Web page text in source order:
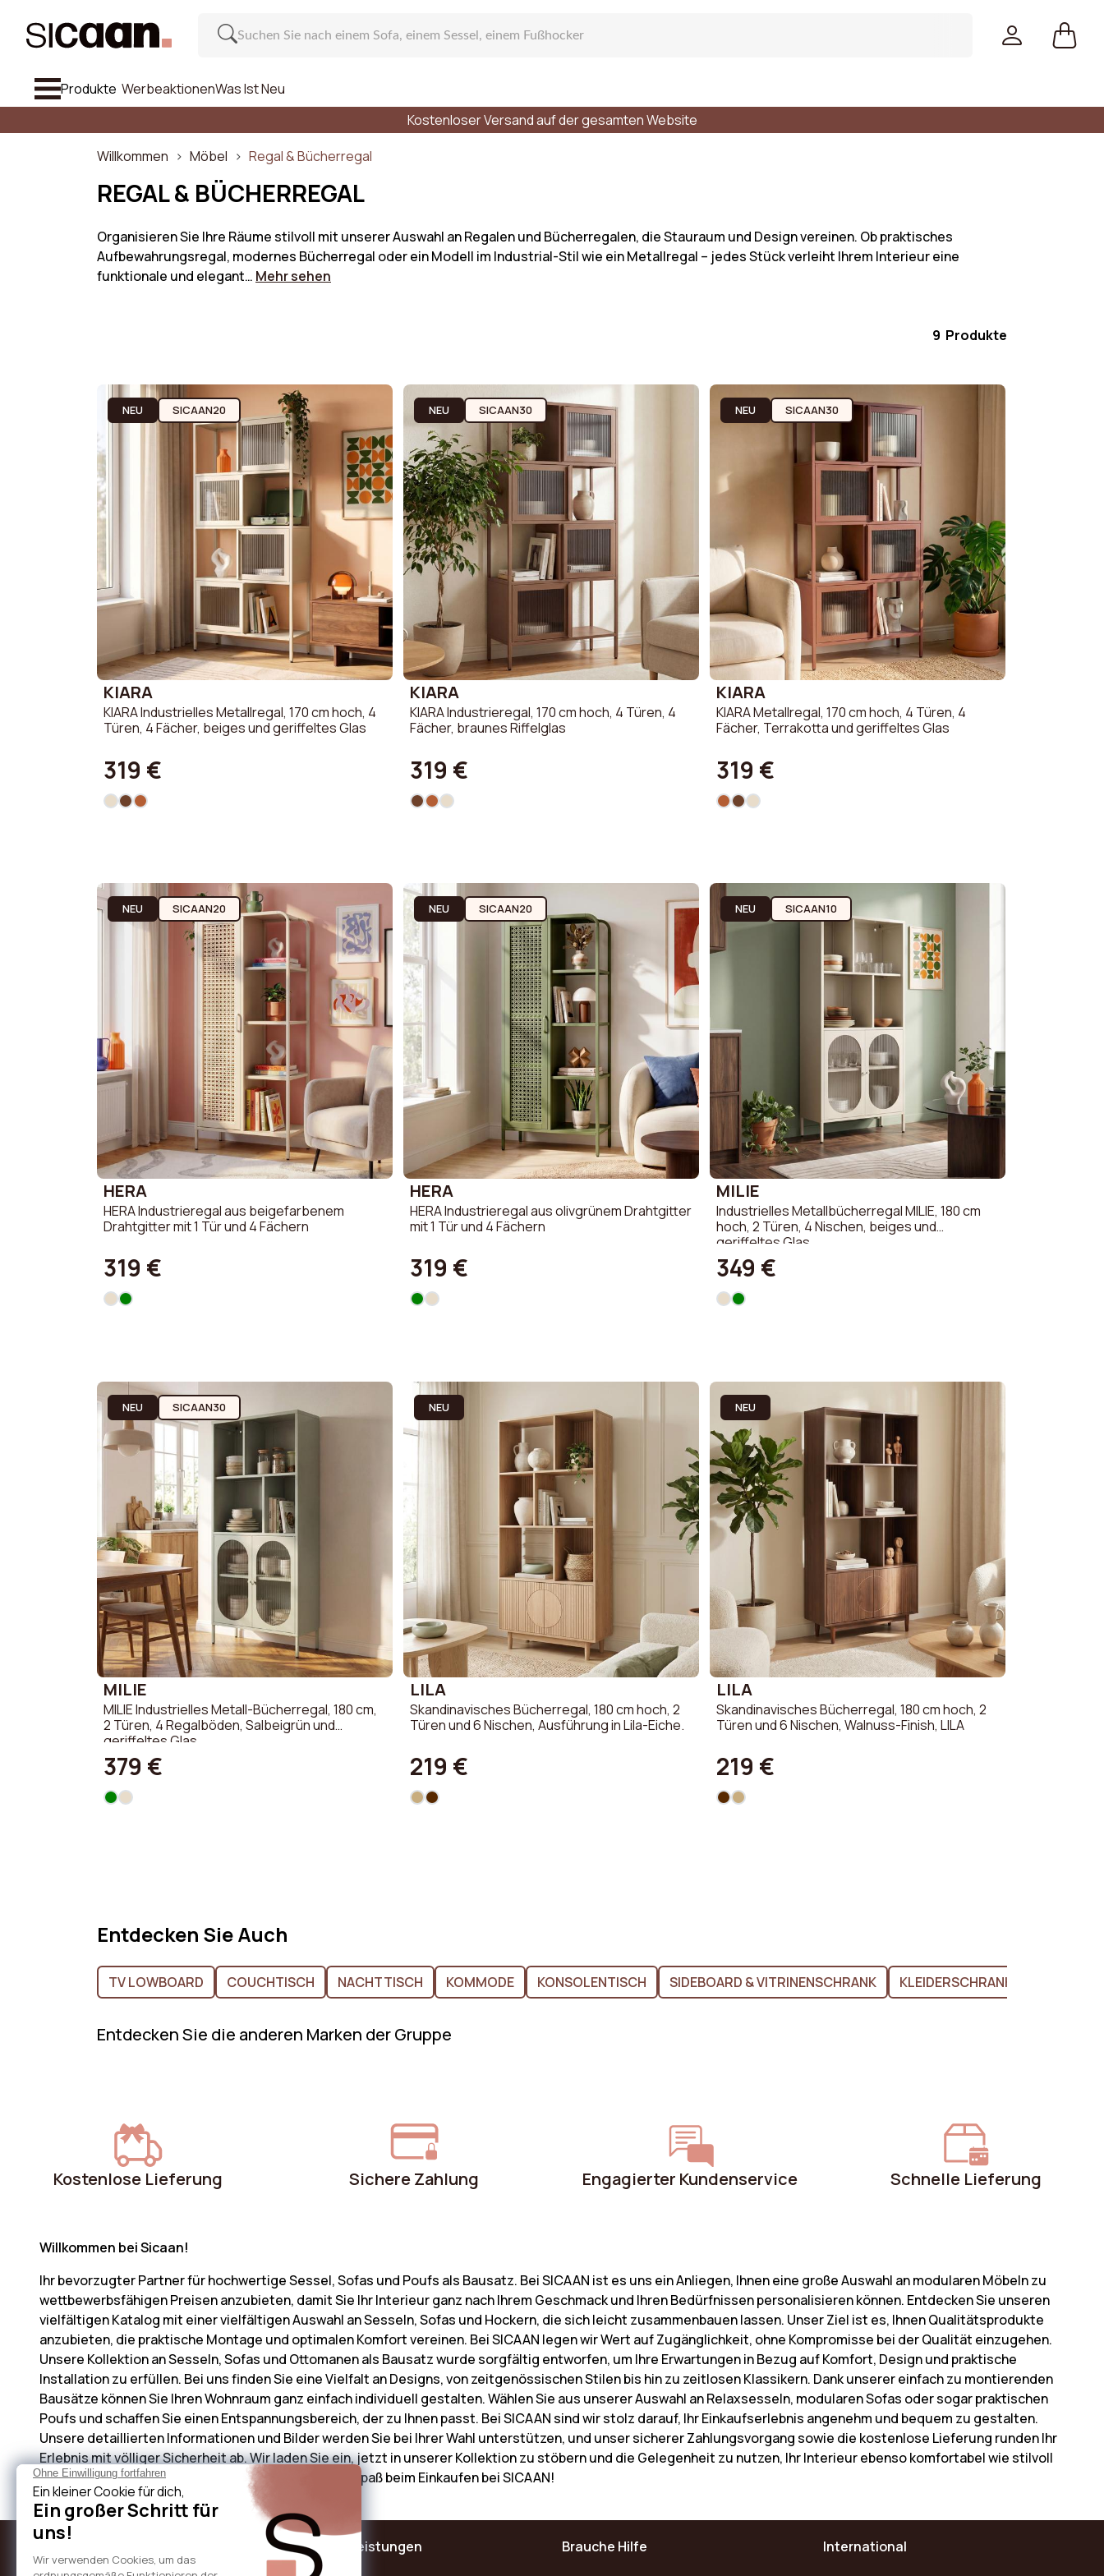
Produkte WerbeaktionenWas Ist Neu
Sessel & Hocker
Werbeaktionen
Brauche Hilfe
3-Sitzer Sofa
Vintage-Sofa
Stoff Sofa & Couch
Sofa aus Bouclé-Stoff
Sofas & Couches
Orange
Sofas & Couches
Beige
Sofas & Couches Grau
Sofas & Couches Grün
Kostenloser Versand auf der gesamten Website
Willkommen
Möbel Regal & Bücherregal
REGAL & BÜCHERREGAL
Organisieren Sie Ihre Räume stilvoll mit unserer Auswahl an Regalen und Bücherregalen, die Stauraum und Design vereinen. Ob praktisches
Aufbewahrungsregal, modernes Bücherregal oder ein Modell im Industrial-Stil wie ein Metallregal – jedes Stück verleiht Ihrem Interieur eine
funktionale und elegant… Mehr sehen
9 Produkte
NEU SICAAN20
KIARA
KIARA Industrielles Metallregal, 170 cm hoch, 4
Türen, 4 Fächer, beiges und geriffeltes Glas
319 €
NEU SICAAN30
KIARA
KIARA Industrieregal, 170 cm hoch, 4 Türen, 4
Fächer, braunes Riffelglas
319 €
NEU SICAAN30
KIARA
KIARA Metallregal, 170 cm hoch, 4 Türen, 4
Fächer, Terrakotta und geriffeltes Glas
319 €
NEU SICAAN20
HERA
HERA Industrieregal aus beigefarbenem
Drahtgitter mit 1 Tür und 4 Fächern
319 €
NEU SICAAN20
HERA
HERA Industrieregal aus olivgrünem Drahtgitter
mit 1 Tür und 4 Fächern
319 €
NEU SICAAN10
MILIE
Industrielles Metallbücherregal MILIE, 180 cm
hoch, 2 Türen, 4 Nischen, beiges und
geriffeltes Glas
349 €
NEU SICAAN30
MILIE
MILIE Industrielles Metall-Bücherregal, 180 cm,
2 Türen, 4 Regalböden, Salbeigrün und
geriffeltes Glas
379 €
NEU
LILA
Skandinavisches Bücherregal, 180 cm hoch, 2
Türen und 6 Nischen, Ausführung in Lila-Eiche.
219 €
NEU
LILA
Skandinavisches Bücherregal, 180 cm hoch, 2
Türen und 6 Nischen, Walnuss-Finish, LILA
219 €
Entdecken Sie Auch
TV LOWBOARD COUCHTISCH NACHTTISCH KOMMODE KONSOLENTISCH SIDEBOARD & VITRINENSCHRANK KLEIDERSCHRANK
Entdecken Sie die anderen Marken der Gruppe
Kostenlose Lieferung Sichere Zahlung Engagierter Kundenservice Schnelle Lieferung
Willkommen bei Sicaan!
Ihr bevorzugter Partner für hochwertige Sessel, Sofas und Poufs als Bausatz. Bei SICAAN ist es uns ein Anliegen, Ihnen eine große Auswahl an modularen Möbeln zu
wettbewerbsfähigen Preisen anzubieten, damit Sie Ihr Interieur ganz nach Ihrem Geschmack und Ihren Bedürfnissen personalisieren können. Entdecken Sie unseren
vielfältigen Katalog mit einer vielfältigen Auswahl an Sesseln, Sofas und Hockern, die sich leicht zusammenbauen lassen. Unser Ziel ist es, Ihnen Qualitätsprodukte
anzubieten, die praktische Montage und optimalen Komfort vereinen. Bei SICAAN legen wir Wert auf Zugänglichkeit, ohne Kompromisse bei der Qualität einzugehen.
Unsere Kollektion an Sesseln, Sofas und Ottomanen als Bausatz wurde sorgfältig entworfen, um Ihre Erwartungen in Bezug auf Komfort, Design und praktische
Installation zu erfüllen. Bei uns finden Sie eine Vielfalt an Designs, von zeitgenössischen Stilen bis hin zu zeitlosen Klassikern. Dank unserer einfach zu montierenden
Bausätze können Sie Ihren Wohnraum ganz einfach individuell gestalten. Wählen Sie aus unserer Auswahl an Relaxsesseln, modularen Sofas oder sogar praktischen
Poufs und schaffen Sie einen Entspannungsbereich, der zu Ihnen passt. Bei SICAAN sind wir stolz darauf, Ihr Einkaufserlebnis angenehm und bequem zu gestalten.
Unsere detaillierten Informationen und Bilder werden Sie bei Ihrer Wahl unterstützen, und unser sicherer Zahlungsvorgang sowie die kostenlose Lieferung runden Ihr
Erlebnis mit völliger Sicherheit ab. Wir laden Sie ein, jetzt in unserer Kollektion zu stöbern und die Gelegenheit zu nutzen, Ihr Interieur ebenso komfortabel wie stilvoll
zu gestalten. Vielen Dank für Ihr Vertrauen und viel Spaß beim Einkaufen bei SICAAN!
Unsere Leistungen
Brauche Hilfe
International